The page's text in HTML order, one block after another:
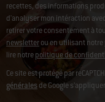
recettes, des informations
d'analyser mon intéraction
retirer votre consentement à
newsletterou en utilisant notre
lire notrepolitique de
Ce site est protégé par
généralesde Google